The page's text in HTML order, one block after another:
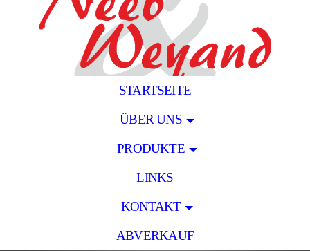
STARTSEITE
ÜBER UNS
PRODUKTE
LINKS
KONTAKT
ABVERKAUF